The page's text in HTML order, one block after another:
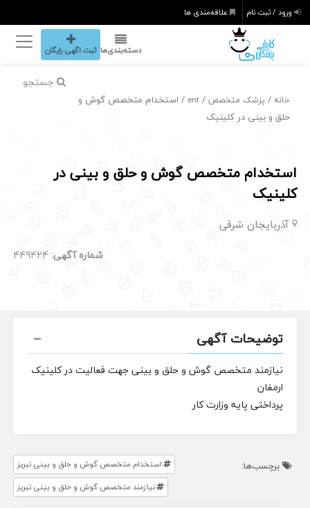
ورود / ثبت نام علاقه‌مندی ها
دسته‌بندی‌ها ثبت اگهی رایگان
جستجو
خانه / پزشک متخصص /
ent / استخدام متخصص گوش و
حلق و بینی در کلینیک
استخدام متخصص گوش و حلق و بینی در
کلینیک
آذربایجان شرقی
شماره آگهی: 449424
توضیحات آگهی
نیازمند متخصص گوش و حلق و بینی جهت فعالیت در کلینیک
ارمغان
پرداختی پایه وزارت کار
برچسب‌ها:
استخدام متخصص گوش و حلق و بینی تبریز
نیازمند متخصص گوش و حلق و بینی تبریز